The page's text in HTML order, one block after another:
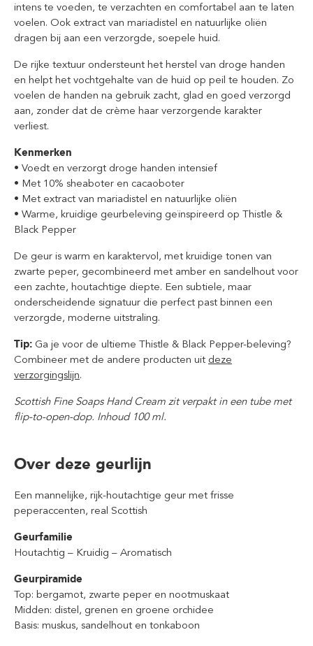
intens te voeden, te verzachten en comfortabel aan te laten
voelen. Ook extract van mariadistel en natuurlijke oliën
dragen bij aan een verzorgde, soepele huid.
De rijke textuur ondersteunt het herstel van droge handen
en helpt het vochtgehalte van de huid op peil te houden. Zo
voelen de handen na gebruik zacht, glad en goed verzorgd
aan, zonder dat de crème haar verzorgende karakter
verliest.
Kenmerken
• Voedt en verzorgt droge handen intensief
• Met 10% sheaboter en cacaoboter
• Met extract van mariadistel en natuurlijke oliën
• Warme, kruidige geurbeleving geïnspireerd op Thistle &
Black Pepper
De geur is warm en karaktervol, met kruidige tonen van
zwarte peper, gecombineerd met amber en sandelhout voor
een zachte, houtachtige diepte. Een subtiele, maar
onderscheidende signatuur die perfect past binnen een
verzorgde, moderne uitstraling.
Tip: Ga je voor de ultieme Thistle & Black Pepper-beleving?
Combineer met de andere producten uit deze
verzorgingslijn.
Scottish Fine Soaps Hand Cream zit verpakt in een tube met
flip-to-open-dop. Inhoud 100 ml.
Over deze geurlijn
Een mannelijke, rijk-houtachtige geur met frisse
peperaccenten, real Scottish
Geurfamilie
Houtachtig – Kruidig – Aromatisch
Geurpiramide
Top: bergamot, zwarte peper en nootmuskaat
Midden: distel, grenen en groene orchidee
Basis: muskus, sandelhout en tonkaboon